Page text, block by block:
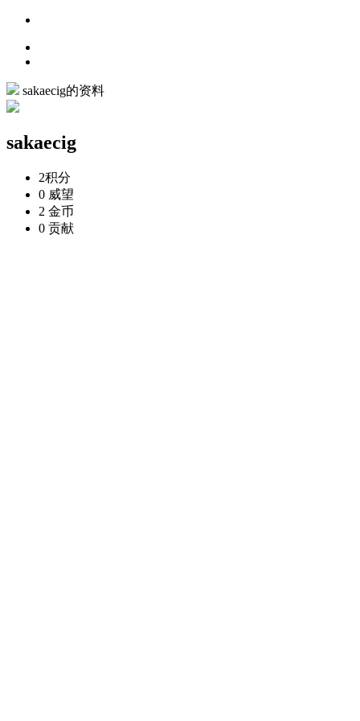
sakaecig的资料
sakaecig
2积分
0 威望
2 金币
0 贡献